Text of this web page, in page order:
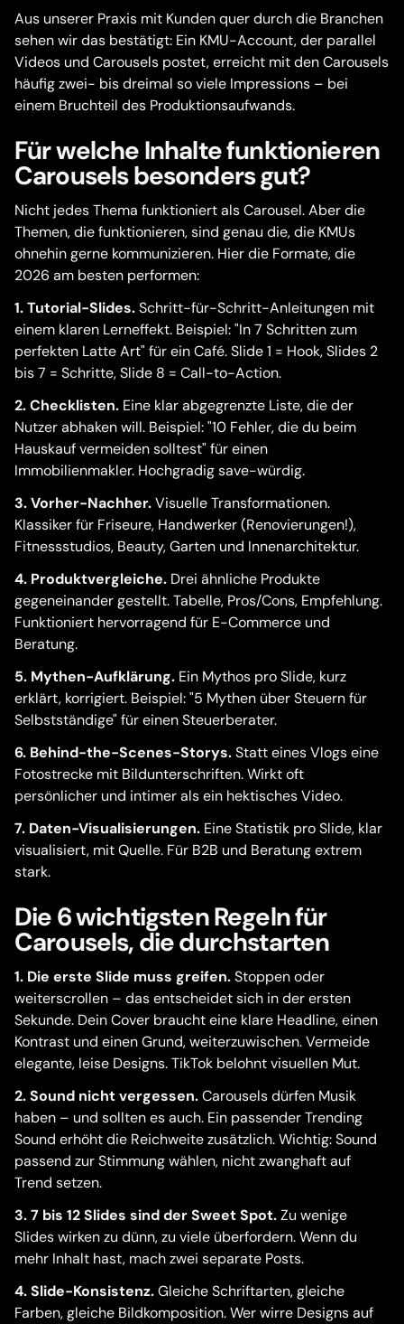
Aus unserer Praxis mit Kunden quer durch die Branchen
sehen wir das bestätigt: Ein KMU-Account, der parallel
Videos und Carousels postet, erreicht mit den Carousels
häufig zwei- bis dreimal so viele Impressions – bei
einem Bruchteil des Produktionsaufwands.
Für welche Inhalte funktionieren
Carousels besonders gut?
Nicht jedes Thema funktioniert als Carousel. Aber die
Themen, die funktionieren, sind genau die, die KMUs
ohnehin gerne kommunizieren. Hier die Formate, die
2026 am besten performen:
1. Tutorial-Slides.Schritt-für-Schritt-Anleitungen mit
einem klaren Lerneffekt. Beispiel: "In 7 Schritten zum
perfekten Latte Art" für ein Café. Slide 1 = Hook, Slides 2
bis 7 = Schritte, Slide 8 = Call-to-Action.
2. Checklisten. Eine klar abgegrenzte Liste, die der
Nutzer abhaken will. Beispiel: "10 Fehler, die du beim
Hauskauf vermeiden solltest" für einen
Immobilienmakler. Hochgradig save-würdig.
3. Vorher-Nachher.Visuelle Transformationen.
Klassiker für Friseure, Handwerker (Renovierungen!),
Fitnessstudios, Beauty, Garten und Innenarchitektur.
4. Produktvergleiche. Drei ähnliche Produkte
gegeneinander gestellt. Tabelle, Pros/Cons, Empfehlung.
Funktioniert hervorragend für E-Commerce und
Beratung.
5. Mythen-Aufklärung. Ein Mythos pro Slide, kurz
erklärt, korrigiert. Beispiel: "5 Mythen über Steuern für
Selbstständige" für einen Steuerberater.
6. Behind-the-Scenes-Storys.Statt eines Vlogs eine
Fotostrecke mit Bildunterschriften. Wirkt oft
persönlicher und intimer als ein hektisches Video.
7. Daten-Visualisierungen. Eine Statistik pro Slide, klar
visualisiert, mit Quelle. Für B2B und Beratung extrem
stark.
Die 6 wichtigsten Regeln für
Carousels, die durchstarten
1. Die erste Slide muss greifen.Stoppen oder
weiterscrollen – das entscheidet sich in der ersten
Sekunde. Dein Cover braucht eine klare Headline, einen
Kontrast und einen Grund, weiterzuwischen. Vermeide
elegante, leise Designs. TikTok belohnt visuellen Mut.
2. Sound nicht vergessen.Carousels dürfen Musik
haben – und sollten es auch. Ein passender Trending
Sound erhöht die Reichweite zusätzlich. Wichtig: Sound
passend zur Stimmung wählen, nicht zwanghaft auf
Trend setzen.
3. 7 bis 12 Slides sind der Sweet Spot.Zu wenige
Slides wirken zu dünn, zu viele überfordern. Wenn du
mehr Inhalt hast, mach zwei separate Posts.
4. Slide-Konsistenz.Gleiche Schriftarten, gleiche
Farben, gleiche Bildkomposition. Wer wirre Designs auf